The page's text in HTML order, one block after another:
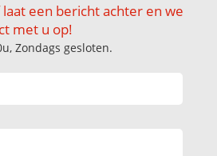
een bericht achter en we
met u op!
Zondags gesloten.